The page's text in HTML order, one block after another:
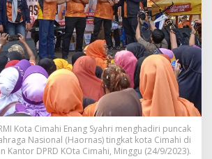
K
e
t
u
a
K
O
R
M
I
K
o
Kota Cimahi Enang Syahri menghadiri puncak
Nasional (Haornas) tingkat kota Cimahi di
Kantor DPRD KOta Cimahi, Minggu (24/9/2023).